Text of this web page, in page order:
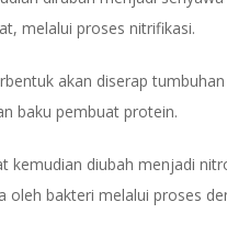
melalui proses nitrifikasi.
akan diserap
baku pembuat protein.
kemudian diubah menjadi
oleh bakteri melalui proses